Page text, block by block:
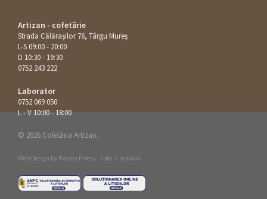
Artizan - cofetărie
Strada Călăraşilor 76, Târgu Mureș
L-S 09:00 - 20:00
D 10:30 - 19:30
0752 243 222
Laborator
0752 069 050
L - V 10:00 - 18:00
© 2026 Cofetăria Artizan.
Web Design by Happy Pixels. Foto: Cristians